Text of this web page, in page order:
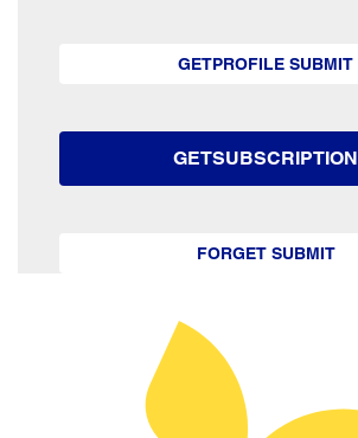
GETPROFILE SUBMIT
GETSUBSCRIPTION
FORGET SUBMIT